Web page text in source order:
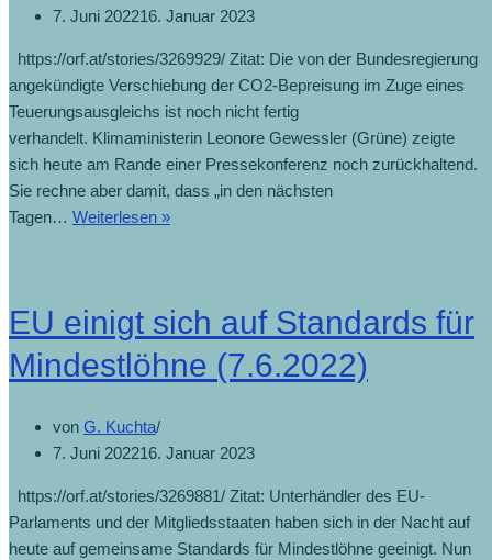
7. Juni 202216. Januar 2023
https://orf.at/stories/3269929/ Zitat: Die von der Bundesregierung
angekündigte Verschiebung der CO2-Bepreisung im Zuge eines
Teuerungsausgleichs ist noch nicht fertig
verhandelt. Klimaministerin Leonore Gewessler (Grüne) zeigte
sich heute am Rande einer Pressekonferenz noch zurückhaltend.
Sie rechne aber damit, dass „in den nächsten
Tagen… Weiterlesen »
EU einigt sich auf Standards für
Mindestlöhne (7.6.2022)
von G. Kuchta
7. Juni 202216. Januar 2023
https://orf.at/stories/3269881/ Zitat: Unterhändler des EU-
Parlaments und der Mitgliedsstaaten haben sich in der Nacht auf
heute auf gemeinsame Standards für Mindestlöhne geeinigt. Nun